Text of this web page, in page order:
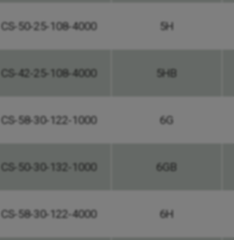
CS-50-25-108-4000 5H
CS-42-25-108-4000 5HB
CS-58-30-122-1000 6G
CS-50-30-132-1000 6GB
CS-58-30-122-4000 6H